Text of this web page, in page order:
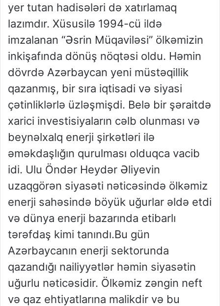
yer tutan hadisələri də xatırlamaq
lazımdır. Xüsusilə 1994-cü ildə
imzalanan “Əsrin Müqaviləsi” ölkəmizin
inkişafında dönüş nöqtəsi oldu. Həmin
dövrdə Azərbaycan yeni müstəqillik
qazanmış, bir sıra iqtisadi və siyasi
çətinliklərlə üzləşmişdi. Belə bir şəraitdə
xarici investisiyaların cəlb olunması və
beynəlxalq enerji şirkətləri ilə
əməkdaşlığın qurulması olduqca vacib
idi. Ulu Öndər Heydər Əliyevin
uzaqgörən siyasəti nəticəsində ölkəmiz
enerji sahəsində böyük uğurlar əldə etdi
və dünya enerji bazarında etibarlı
tərəfdaş kimi tanındı.Bu gün
Azərbaycanın enerji sektorunda
qazandığı nailiyyətlər həmin siyasətin
uğurlu nəticəsidir. Ölkəmiz zəngin neft
və qaz ehtiyatlarına malikdir və bu